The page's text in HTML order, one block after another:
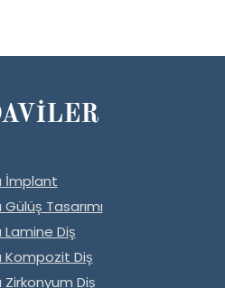
İmplant
Tasarımı
Lamine Diş
Kompozit Diş
Zirkonyum Diş